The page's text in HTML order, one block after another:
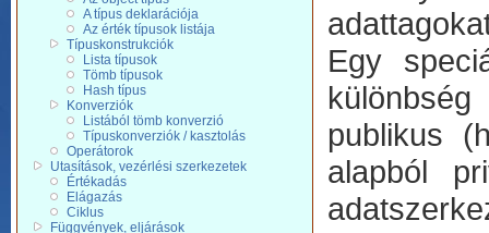
A típus deklarációja
Az érték típusok listája
Típuskonstrukciók
Lista típusok
Tömb típusok
Hash típus
Konverziók
Listából tömb konverzió
Típuskonverziók / kasztolás
Operátorok
Utasítások, vezérlési szerkezetek
Értékadás
Elágazás
Ciklus
Függvények, eljárások
Egy
publikus
alapból